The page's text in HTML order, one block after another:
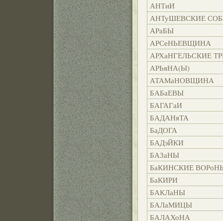
АНТиИ
АНТуШЕВСКИЕ
АРаБЫ
АРСеНЬЕВЩИНА
АРХаНГЕЛЬСКИЕ
АРЬяНА(Ы)
АТАМаНОВЩИНА
БАБаЕВЫ
БАГАГаИ
БАДАНяТА
БаДОГА
БАДэЙКИ
БАЗаНЫ
БаКИНСКИЕ
БаКИРИ
БАКЛаНЫ
БАЛаМИЦЫ
БАЛАХоНА